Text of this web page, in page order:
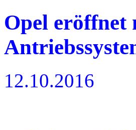
Opel eröffnet
12.10.2016